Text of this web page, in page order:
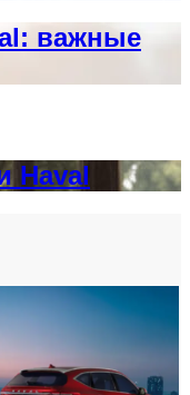
важные
Haval